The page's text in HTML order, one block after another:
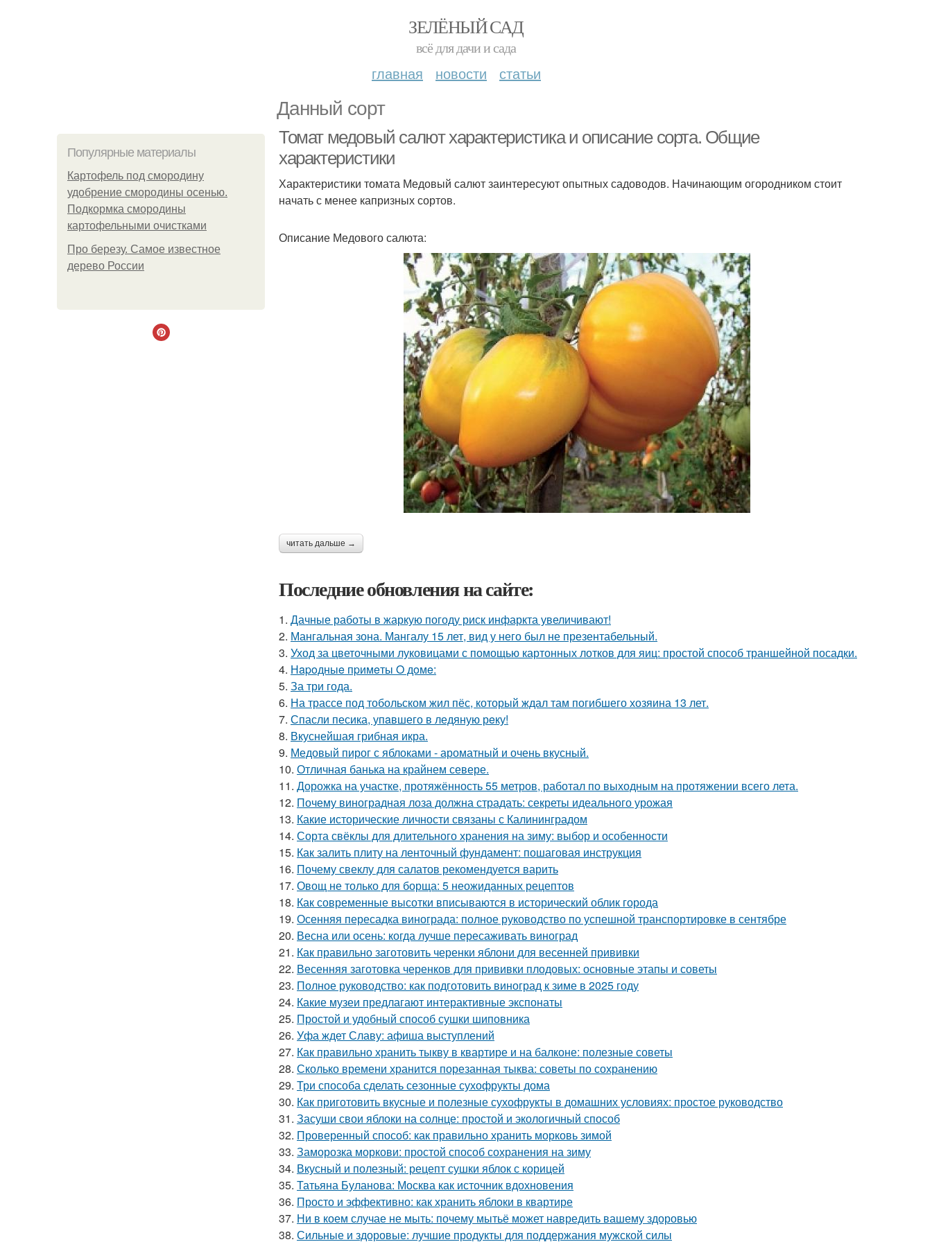
ЗЕЛЁНЫЙ САД
всё для дачи и сада
главная новости статьи
Данный сорт
Популярные материалы
Картофель под смородину
удобрение смородины осенью.
Подкормка смородины
картофельными очистками
Про березу. Самое известное
дерево России
Томат медовый салют характеристика и описание сорта. Общие
характеристики
Характеристики томата Медовый салют заинтересуют опытных садоводов. Начинающим огородником стоит
начать с менее капризных сортов.
Описание Медового салюта:
читать дальше →
Последние обновления на сайте:
1. Дачные работы в жаркую погоду риск инфаркта увеличивают!
2. Мангальная зона. Мангалу 15 лет, вид у него был не презентабельный.
3. Уход за цветочными луковицами с помощью картонных лотков для яиц: простой способ траншейной посадки.
4. Нapoдныe пpимeты O дoмe:
5. За три года.
6. На трассе под тобольском жил пёс, который ждал там погибшего хозяина 13 лет.
7. Спасли песика, упaвшего в ледяную рeку!
8. Вкуснейшая грибная икра.
9. Медовый пирог с яблоками - ароматный и очень вкусный.
10. Отличная банька на крайнем севере.
11. Дорожка на участке, протяжённость 55 метров, работал по выходным на протяжении всего лета.
12. Почему виноградная лоза должна страдать: секреты идеального урожая
13. Какие исторические личности связаны с Калининградом
14. Сорта свёклы для длительного хранения на зиму: выбор и особенности
15. Как залить плиту на ленточный фундамент: пошаговая инструкция
16. Почему свеклу для салатов рекомендуется варить
17. Овощ не только для борща: 5 неожиданных рецептов
18. Как современные высотки вписываются в исторический облик города
19. Осенняя пересадка винограда: полное руководство по успешной транспортировке в сентябре
20. Весна или осень: когда лучше пересаживать виноград
21. Как правильно заготовить черенки яблони для весенней прививки
22. Весенняя заготовка черенков для прививки плодовых: основные этапы и советы
23. Полное руководство: как подготовить виноград к зиме в 2025 году
24. Какие музеи предлагают интерактивные экспонаты
25. Простой и удобный способ сушки шиповника
26. Уфа ждет Славу: афиша выступлений
27. Как правильно хранить тыкву в квартире и на балконе: полезные советы
28. Сколько времени хранится порезанная тыква: советы по сохранению
29. Три способа сделать сезонные сухофрукты дома
30. Как приготовить вкусные и полезные сухофрукты в домашних условиях: простое руководство
31. Засуши свои яблоки на солнце: простой и экологичный способ
32. Проверенный способ: как правильно хранить морковь зимой
33. Заморозка моркови: простой способ сохранения на зиму
34. Вкусный и полезный: рецепт сушки яблок с корицей
35. Татьяна Буланова: Москва как источник вдохновения
36. Просто и эффективно: как хранить яблоки в квартире
37. Ни в коем случае не мыть: почему мытьё может навредить вашему здоровью
38. Сильные и здоровые: лучшие продукты для поддержания мужской силы